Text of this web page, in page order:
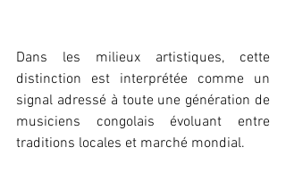
Dans les milieux artistiques, cette
distinction est interprétée comme un
signal adressé à toute une génération de
musiciens congolais évoluant entre
traditions locales et marché mondial.